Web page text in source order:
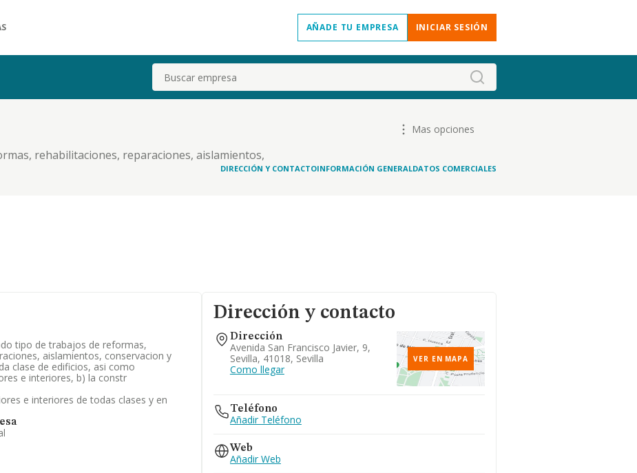
AÑADE TU EMPRESA INICIAR SESIÓN
Buscar
rehabilitaciones, reparaciones, aislamientos,
asi como revestimientos exteriores e
Mas opciones
DIRECCIÓN Y CONTACTOINFORMACIÓN GENERALDATOS COMERCIALES
tipo de trabajos de reformas,
aislamientos, conservacion y
clase de edificios, asi como
e interiores, b) la constr
e interiores de todas clases y en
Dirección y contacto
Dirección
Avenida San Francisco Javier, 9,
Sevilla, 41018, Sevilla
Como llegar
VER EN MAPA
Teléfono
Añadir Teléfono
Web
Añadir Web